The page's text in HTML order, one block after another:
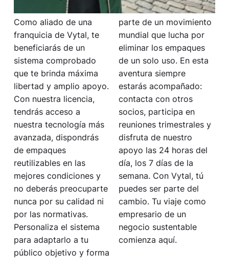
Como aliado de una
franquicia de Vytal, te
beneficiarás de un
sistema comprobado
que te brinda máxima
libertad y amplio apoyo.
Con nuestra licencia,
tendrás acceso a
nuestra tecnología más
avanzada, dispondrás
de empaques
reutilizables en las
mejores condiciones y
no deberás preocuparte
nunca por su calidad ni
por las normativas.
Personaliza el sistema
para adaptarlo a tu
público objetivo y forma
parte de un movimiento
mundial que lucha por
eliminar los empaques
de un solo uso. En esta
aventura siempre
estarás acompañado:
contacta con otros
socios, participa en
reuniones trimestrales y
disfruta de nuestro
apoyo las 24 horas del
día, los 7 días de la
semana. Con Vytal, tú
puedes ser parte del
cambio. Tu viaje como
empresario de un
negocio sustentable
comienza aquí.